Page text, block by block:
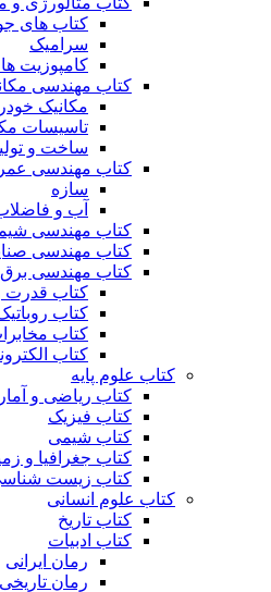
کتاب های
سرامیک
کامپوزیت
کتاب مهندسی
مکانیک
تاسیسات
ساخت و
کتاب مهندسی
سازه
آب و
کتاب مهندسی
کتاب مهندسی
کتاب مهندسی برق
کتاب قدرت
کتاب
کتاب
کتاب
کتاب علوم پایه
کتاب ریاضی و آمار
کتاب فیزیک
کتاب شیمی
کتاب جغرافیا و
کتاب زیست
کتاب علوم انسانی
کتاب تاریخ
کتاب ادبیات
رمان ایرانی
رمان تاریخی